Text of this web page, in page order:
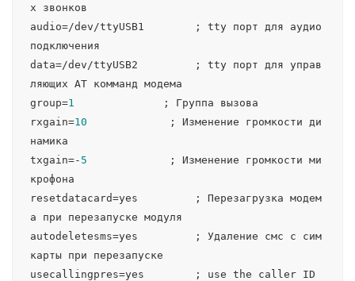
х звонков
audio=/dev/ttyUSB1        ; tty порт для аудио
подключения
data=/dev/ttyUSB2         ; tty порт для управ
ляющих AT комманд модема
group=1
              ; Группа вызова
rxgain=10
             ; Изменение громкости ди
намика
txgain=- 5
             ; Изменение громкости ми
крофона
resetdatacard=yes         ; Перезагрузка модем
а при перезапуске модуля
autodeletesms=yes         ; Удаление смс с сим
карты при перезапуске
usecallingpres=yes        ; use the caller ID